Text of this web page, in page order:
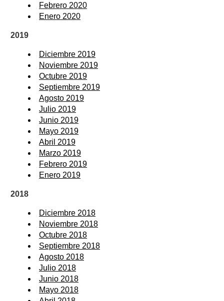
Febrero 2020
Enero 2020
2019
Diciembre 2019
Noviembre 2019
Octubre 2019
Septiembre 2019
Agosto 2019
Julio 2019
Junio 2019
Mayo 2019
Abril 2019
Marzo 2019
Febrero 2019
Enero 2019
2018
Diciembre 2018
Noviembre 2018
Octubre 2018
Septiembre 2018
Agosto 2018
Julio 2018
Junio 2018
Mayo 2018